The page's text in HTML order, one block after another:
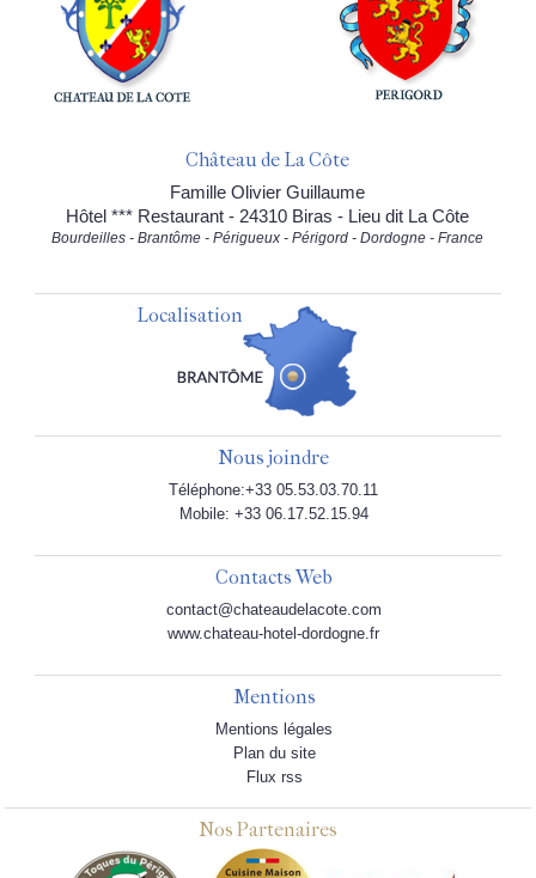
Château de La Côte
Famille Olivier Guillaume
Hôtel *** Restaurant - 24310 Biras - Lieu dit La Côte
Bourdeilles - Brantôme - Périgueux - Périgord - Dordogne - France
Localisation
Nous joindre
Téléphone:+33 05.53.03.70.11
Mobile: +33 06.17.52.15.94
Contacts Web
contact@chateaudelacote.com
www.chateau-hotel-dordogne.fr
Mentions
Mentions légales
Plan du site
Flux rss
Nos Partenaires